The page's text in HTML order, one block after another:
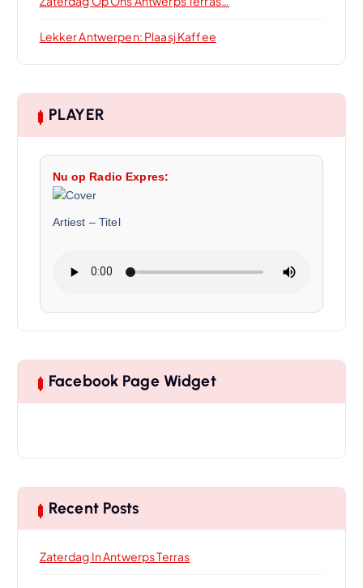
Lekker Antwerpen: Plaasj Kaffee
PLAYER
Nu op Radio Expres:
Artiest – Titel
Facebook Page Widget
Recent Posts
Zaterdag In Antwerps Terras